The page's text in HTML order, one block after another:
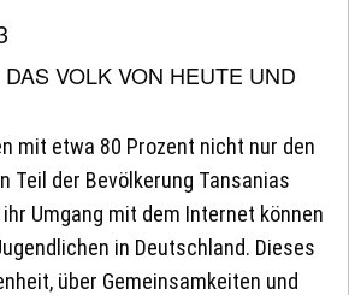
VOLK VON HEUTE UND
mit etwa 80 Prozent nicht nur den
Teil der Bevölkerung Tansanias
Umgang mit dem Internet können
in Deutschland. Dieses
über Gemeinsamkeiten und